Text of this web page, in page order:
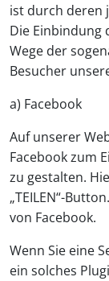
ist durch deren
Die Einbindung
Wege der
Besucher
a) Facebook
Auf unserer
Facebook zum
zu gestalten.
„TEILEN“-
von Facebook.
Wenn Sie eine
ein solches